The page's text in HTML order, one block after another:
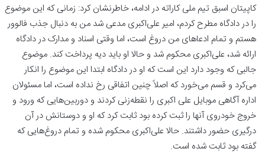
کاپیتان اسبق تیم ملی کاراته در ادامه، خاطرنشان کرد: زمانی که این موضوع
را در دادگاه مطرح کردم، امیر علی‌اکبری مدعی شد من به دنبال جذب فالوور
هستم و تمام ادعاهای من دروغ است، اما وقتی اسناد و مدارک در دادگاه
ارائه شد، علی‌اکبری محکوم شد و حالا او باید دیه پرداخت کند. موضوع
جالبی که وجود دارد این است که او در دادگاه ابتدا این موضوع را انکار
می‌کرد و قسم می‌خورد که اصلاً چنین اتفاقی رخ نداده است، اما مسئولان
اداره آگاهی موبایل علی اکبری را نقطه‌زنی کردند و دوربین‌هایی که ورود و
خروج خودروی آنها را ثبت کرده بود ثابت کرد که او و دوستانش در آن
درگیری حضور داشتند. حالا علی‌اکبری محکوم شده و تمام دروغ‌هایی که
گفته بود ثابت شده است.